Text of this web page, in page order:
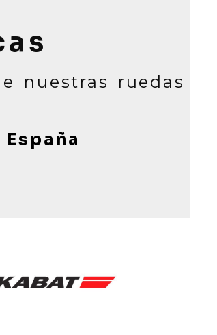
nuestras ruedas